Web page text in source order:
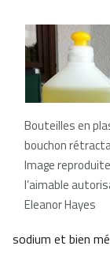
Bouteilles en
bouchon
Image
l’aimable
Eleanor Hayes
sodium et bien